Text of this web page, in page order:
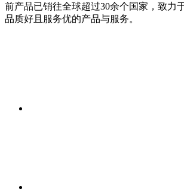
前产品已销往全球超过30余个国家，致力
品质好且服务优的产品与服务。